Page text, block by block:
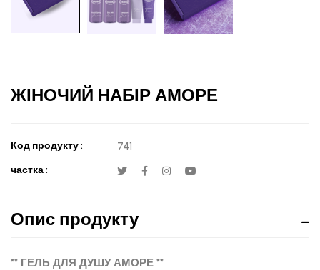
ЖІНОЧИЙ НАБІР АМОРЕ
Код продукту : 741
частка :
Опис продукту
** ГЕЛЬ ДЛЯ ДУШУ АМОРЕ **